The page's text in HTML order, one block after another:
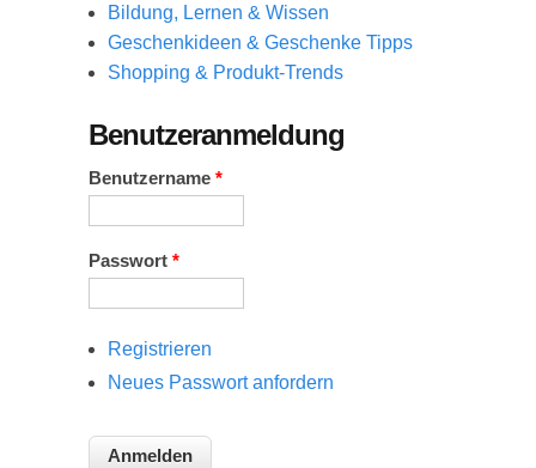
Bildung, Lernen & Wissen
Geschenkideen & Geschenke Tipps
Shopping & Produkt-Trends
Benutzeranmeldung
Benutzername *
Passwort *
Registrieren
Neues Passwort anfordern